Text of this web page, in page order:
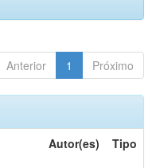
Anterior 1 Próximo
Autor(es) Tipo